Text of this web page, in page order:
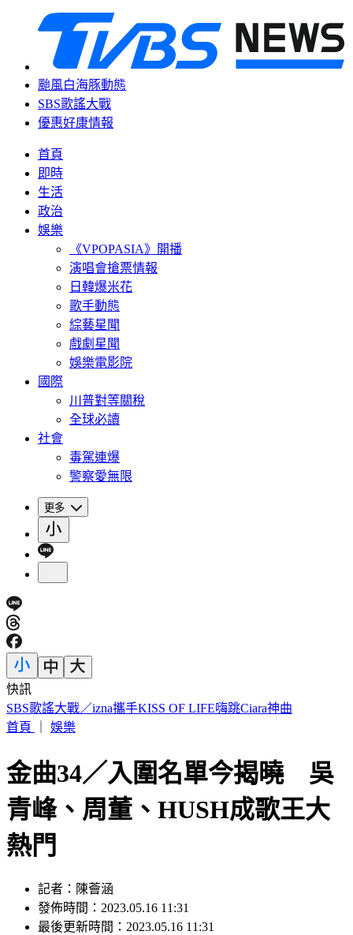
颱風白海豚動態
SBS歌謠大戰
優惠好康情報
首頁
即時
生活
政治
娛樂
《VPOPASIA》開播
演唱會搶票情報
日韓爆米花
歌手動態
綜藝星聞
戲劇星聞
娛樂電影院
國際
川普對等關稅
全球必讀
社會
毒駕連爆
警察愛無限
更多
快訊
暌違近10年回歸！美Costco人氣美食再度上架 粉絲驚喜
首頁
娛樂
金曲34／入圍名單今揭曉 吳
青峰、周董、HUSH成歌王大
熱門
記者：陳薈涵
發佈時間：2023.05.16 11:31
最後更新時間：2023.05.16 11:31